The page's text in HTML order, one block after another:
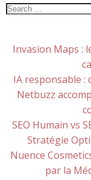
Search
Invasion Maps :
IA responsable :
Netbuzz
SEO Humain vs
Stratégie
Nuence
par la